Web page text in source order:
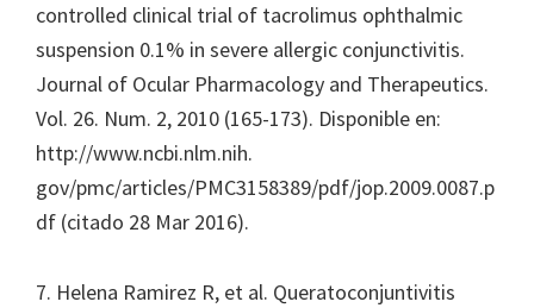
controlled clinical trial of tacrolimus ophthalmic
suspension 0.1% in severe allergic conjunctivitis.
Journal of Ocular Pharmacology and Therapeutics.
Vol. 26. Num. 2, 2010 (165-173). Disponible en:
http://www.ncbi.nlm.nih.
gov/pmc/articles/PMC3158389/pdf/jop.2009.0087.p
df (citado 28 Mar 2016).
7. Helena Ramirez R, et al. Queratoconjuntivitis